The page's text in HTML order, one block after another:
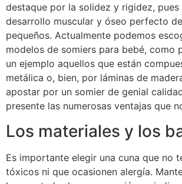
destaque por la solidez y rigidez,
desarrollo muscular y óseo perfecto
pequeños. Actualmente podemos
modelos de somiers para bebé, como
un ejemplo aquellos que están
metálica o, bien, por láminas de
apostar por un somier de genial
presente las numerosas ventajas que
Los materiales y los
Es importante elegir una cuna que no
tóxicos ni que ocasionen alergía.